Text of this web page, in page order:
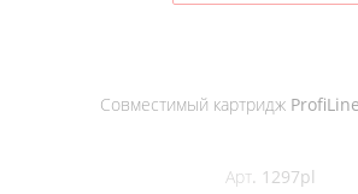
Совместимый картридж
Арт. 1297pl